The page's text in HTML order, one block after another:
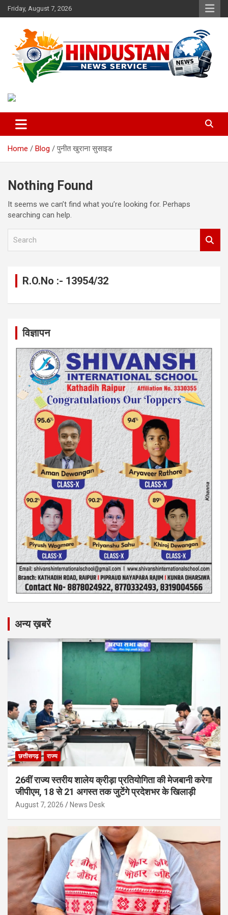
Skip
to
Friday, August 7, 2026
Hindustan News Service
Home Blog पुनीत खुराना सुसाइड
Nothing Found
It seems we can’t find what you’re looking for. Perhaps
searching can help.
R.O.No :- 13954/32
विज्ञापन
अन्य ख़बरें
छत्तीसगढ़ राज्य
26वीं राज्य स्तरीय शालेय क्रीड़ा प्रतियोगिता की मेजबानी करेगा
जीपीएम, 18 से 21 अगस्त तक जुटेंगे प्रदेशभर के खिलाड़ी
August 7, 2026 News Desk